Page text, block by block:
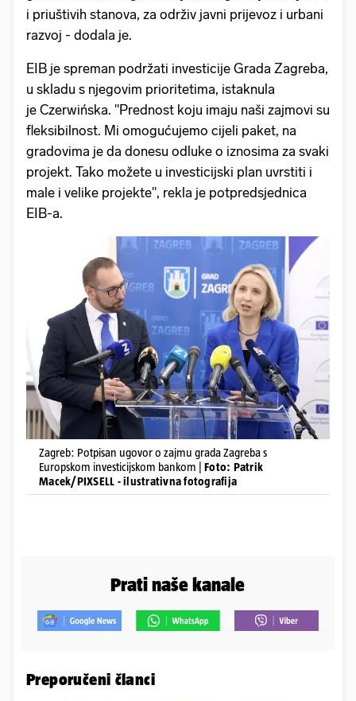
i priuštivih stanova, za održiv javni prijevoz i urbani
razvoj - dodala je.
EIB je spreman podržati investicije Grada Zagreba,
u skladu s njegovim prioritetima, istaknula
je Czerwińska. "Prednost koju imaju naši zajmovi su
fleksibilnost. Mi omogućujemo cijeli paket, na
gradovima je da donesu odluke o iznosima za svaki
projekt. Tako možete u investicijski plan uvrstiti i
male i velike projekte", rekla je potpredsjednica
EIB-a.
Zagreb: Potpisan ugovor o zajmu grada Zagreba s
Europskom investicijskom bankom | Foto: Patrik
Macek/PIXSELL - ilustrativna fotografija
Prati naše kanale
Preporučeni članci